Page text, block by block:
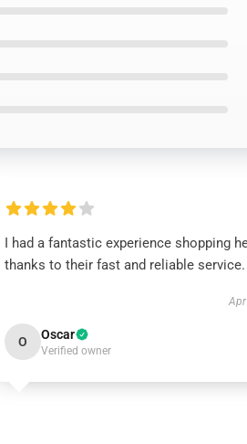
I had a fantastic experience shopping
thanks to their fast and reliable service.
O Oscar
Verified owner